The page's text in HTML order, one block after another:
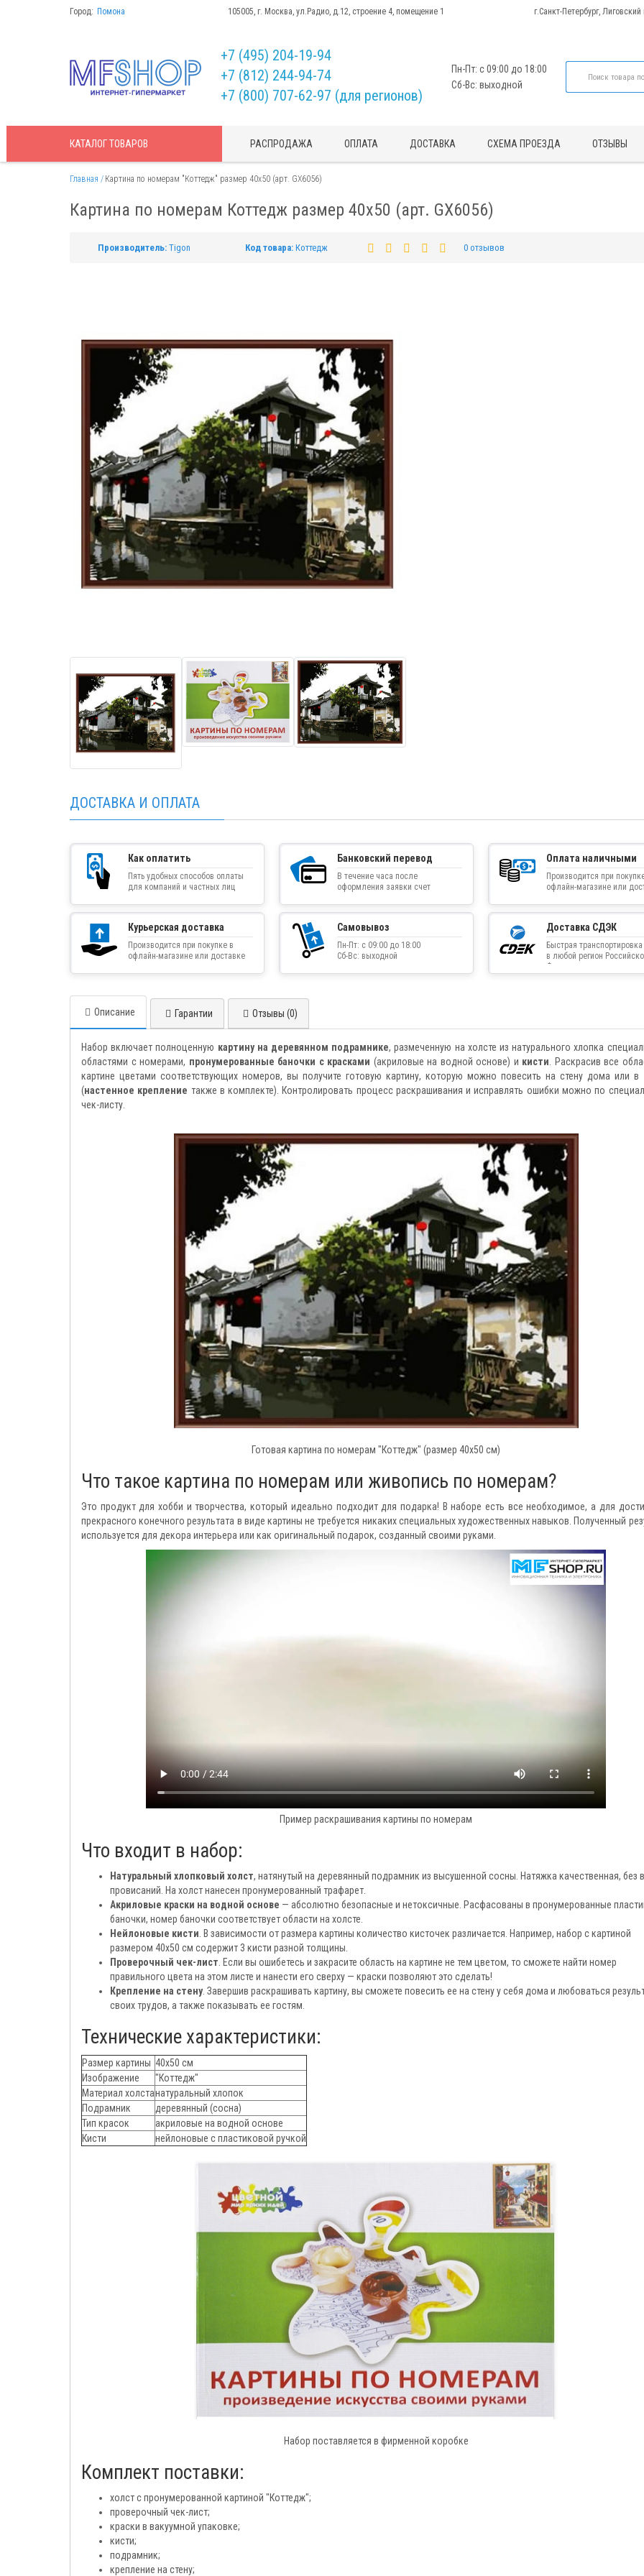
Город: Помона 105005, г. Москва, ул.Радио, д.12, строение 4, помещение 1 г.Санкт-Петербург,
+7 (495) 204-19-94
+7 (812) 244-94-74
+7 (800) 707-62-97 (для регионов)
Пн-Пт: с 09:00 до 18:00
Сб-Вс: выходной
КАТАЛОГТОВАРОВ РАСПРОДАЖА ОПЛАТА ДОСТАВКА СХЕМА ПРОЕЗДА ОТЗЫВЫ
Главная Картина по номерам "Коттедж" размер 40x50 (арт. GX6056)
Картина по номерам Коттедж размер 40x50 (арт. GX6056)
Производитель: Tigon Код товара: Коттедж 0 отзывов
ДОСТАВКА И ОПЛАТА
Как оплатить
Пять удобных способов оплаты
для компаний и частных лиц
Банковский перевод
В течение часа после
оформления заявки счет
электронную почту
Оплата наличными
Производится при
офлайн-магазине или
Курьерская доставка
Производится при покупке в
офлайн-магазине или доставке
Самовывоз
Пн-Пт: с 09:00 до 18:00
Сб-Вс: выходной
Доставка СДЭК
Быстрая
в любой регион
Федерации
Описание Гарантии Отзывы (0)
Набор включает полноценную картину на деревянном подрамнике, размеченную на холсте из натурального хлопка
областями с номерами, пронумерованные баночки с красками (акриловые на водной основе) и кисти . Раскрасив все
картине цветами соответствующих номеров, вы получите готовую картину, которую можно повесить на стену дома или в
(настенное крепление также в комплекте). Контролировать процесс раскрашивания и исправлять ошибки можно по
чек-листу.
Готовая картина по номерам "Коттедж" (размер 40x50 см)
Что такое картина по номерам или живопись по номерам?
Это продукт для хобби и творчества, который идеально подходит для подарка! В наборе есть все необходимое, а для
прекрасного конечного результата в виде картины не требуется никаких специальных художественных навыков. Полученный
используется для декора интерьера или как оригинальный подарок, созданный своими руками.
Пример раскрашивания картины по номерам
Что входит в набор:
Натуральный хлопковый холст, натянутый на деревянный подрамник из высушенной сосны. Натяжка качественная, без
провисаний. На холст нанесен пронумерованный трафарет.
Акриловые краски на водной основе — абсолютно безопасные и нетоксичные. Расфасованы в пронумерованные
баночки, номер баночки соответствует области на холсте.
Нейлоновые кисти . В зависимости от размера картины количество кисточек различается. Например, набор с картиной
размером 40х50 см содержит 3 кисти разной толщины.
Проверочный чек-лист . Если вы ошибетесь и закрасите область на картине не тем цветом, то сможете найти номер
правильного цвета на этом листе и нанести его сверху — краски позволяют это сделать!
Крепление на стену. Завершив раскрашивать картину, вы сможете повесить ее на стену у себя дома и любоваться
своих трудов, а также показывать ее гостям.
Технические характеристики:
Размер картины 40х50 см
Изображение
"Коттедж"
Материал холстанатуральный хлопок
Подрамник
деревянный (сосна)
Тип красок
акриловые на водной основе
Кисти
нейлоновые c пластиковой ручкой
Набор поставляется в фирменной коробке
Комплект поставки:
холст с пронумерованной картиной "Коттедж";
проверочный чек-лист;
краски в вакуумной упаковке;
кисти;
подрамник;
крепление на стену;